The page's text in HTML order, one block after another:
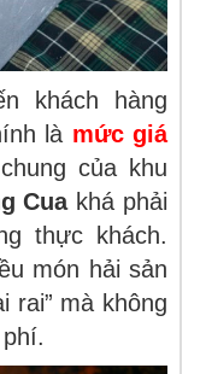
khách hàng
là mức giá
của khu
Cuakhá phải
thực khách.
món hải sản
rai” mà không